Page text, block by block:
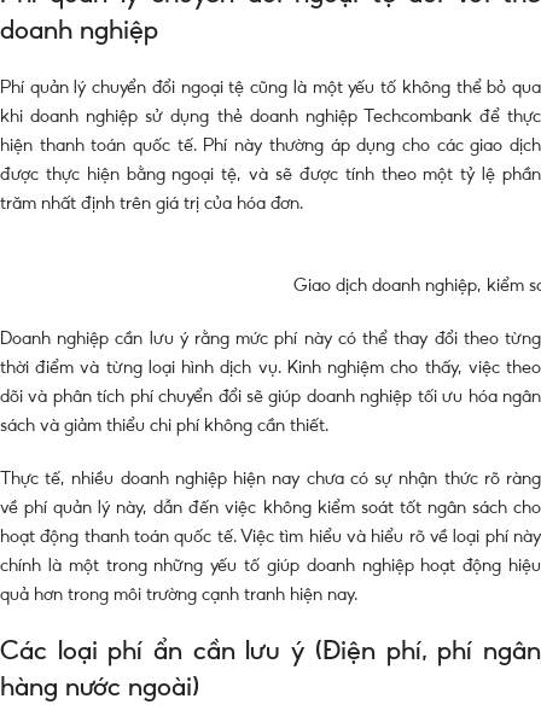
doanh nghiệp
Phí quản lý chuyển đổi ngoại tệ cũng là một yếu tố không thể bỏ qua
khi doanh nghiệp sử dụng thẻ doanh nghiệp Techcombank để thực
hiện thanh toán quốc tế. Phí này thường áp dụng cho các giao dịch
được thực hiện bằng ngoại tệ, và sẽ được tính theo một tỷ lệ phần
trăm nhất định trên giá trị của hóa đơn.
Giao dịch doanh nghiệp, kiểm
Doanh nghiệp cần lưu ý rằng mức phí này có thể thay đổi theo từng
thời điểm và từng loại hình dịch vụ. Kinh nghiệm cho thấy, việc theo
dõi và phân tích phí chuyển đổi sẽ giúp doanh nghiệp tối ưu hóa ngân
sách và giảm thiểu chi phí không cần thiết.
Thực tế, nhiều doanh nghiệp hiện nay chưa có sự nhận thức rõ ràng
về phí quản lý này, dẫn đến việc không kiểm soát tốt ngân sách cho
hoạt động thanh toán quốc tế. Việc tìm hiểu và hiểu rõ về loại phí này
chính là một trong những yếu tố giúp doanh nghiệp hoạt động hiệu
quả hơn trong môi trường cạnh tranh hiện nay.
Các loại phí ẩn cần lưu ý (Điện phí, phí ngân
hàng nước ngoài)